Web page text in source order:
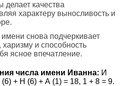
делает качества
характеру выносливость и
снова подчеркивает
харизму и способность
ясное впечатление.
числа имени Иванна: И
+ Н (6) + А (1) = 18, 1 + 8 = 9.